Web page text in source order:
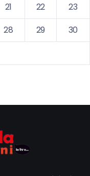
21 22
23
28 29
30